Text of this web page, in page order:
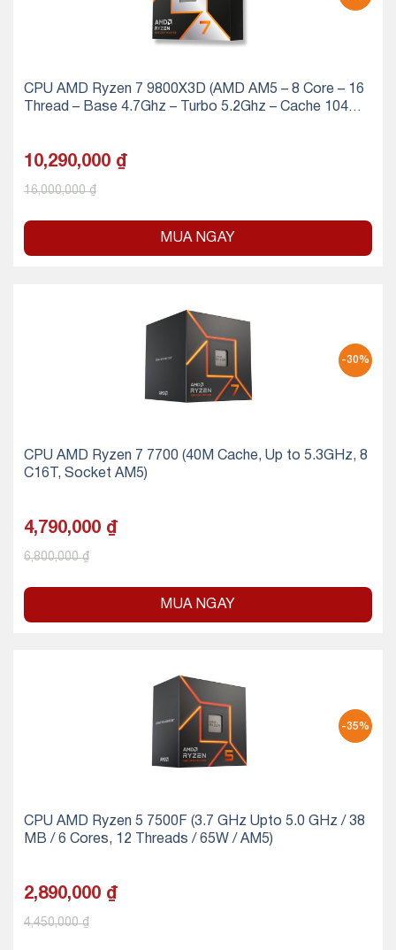
CPU AMD Ryzen 7 9800X3D (AMD AM5 – 8 Core – 16
Thread – Base 4.7Ghz – Turbo 5.2Ghz – Cache 104M
10,290,000 ₫
16,000,000₫
MUA NGAY
-30%
CPU AMD Ryzen 7 7700 (40M Cache, Up to 5.3GHz, 8
C16T, Socket AM5)
4,790,000 ₫
6,800,000₫
MUA NGAY
-35%
CPU AMD Ryzen 5 7500F (3.7 GHz Upto 5.0 GHz / 38
MB / 6 Cores, 12 Threads / 65W / AM5)
2,890,000 ₫
4,450,000₫